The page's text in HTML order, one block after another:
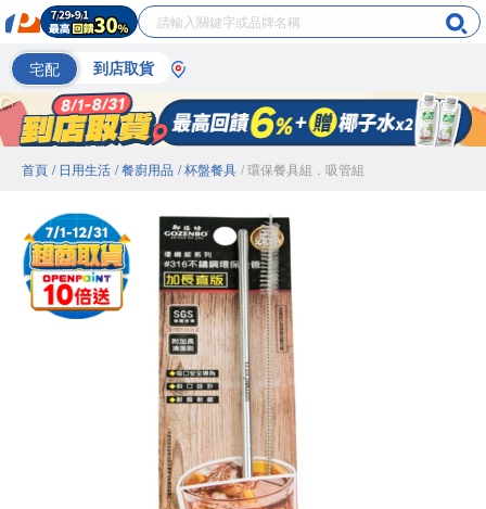
宅配 到店取貨
首頁 / 日用生活 / 餐廚用品 / 杯盤餐具 / 環保餐具組．吸管組